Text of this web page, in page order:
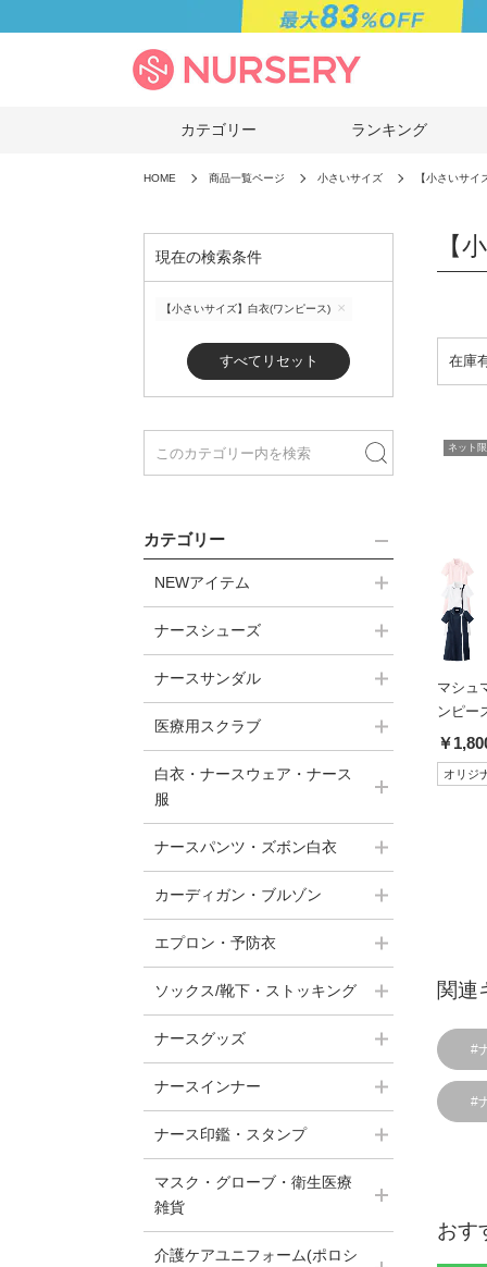
カテゴリー ランキング
HOME 商品一覧ページ 小さいサイズ 【小さいサイ
現在の検索条件
【小さいサイズ】白衣(ワンピース)
すべてリセット
カテゴリー
NEWアイテム
ナースシューズ
ナースサンダル
医療用スクラブ
白衣・ナースウェア・ナース
服
ナースパンツ・ズボン白衣
カーディガン・ブルゾン
エプロン・予防衣
ソックス/靴下・ストッキング
ナースグッズ
ナースインナー
ナース印鑑・スタンプ
マスク・グローブ・衛生医療
雑貨
介護ケアユニフォーム(ポロシ
【
ネット
マシュ
ンピー
￥
オリジ
関連
#
#
おす